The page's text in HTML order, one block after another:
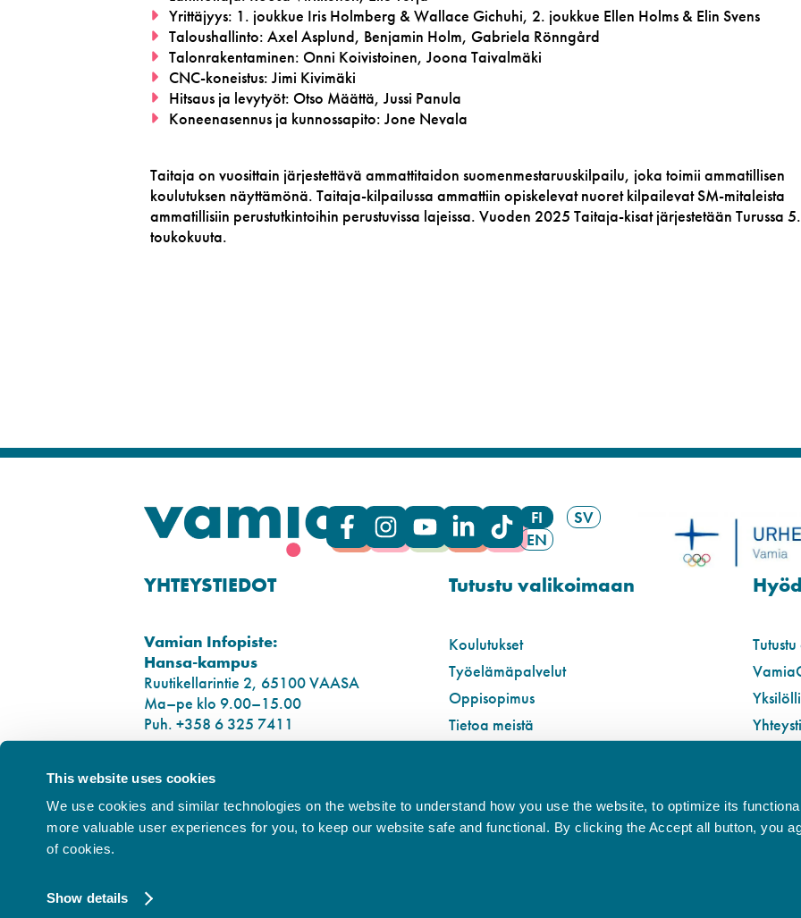
This website uses cookies
We use cookies and similar technologies on the website to understand how you use the website, to optimize its
more valuable user experiences for you, to keep our website safe and functional. By clicking the Accept all button, you
of cookies.
Show details
Yrittäjyys: 1. joukkue Iris Holmberg & Wallace Gichuhi, 2. joukkue Ellen Holms & Elin Svens
Taloushallinto: Axel Asplund, Benjamin Holm, Gabriela Rönngård
Talonrakentaminen: Onni Koivistoinen, Joona Taivalmäki
CNC-koneistus: Jimi Kivimäki
Hitsaus ja levytyöt: Otso Määttä, Jussi Panula
Koneenasennus ja kunnossapito: Jone Nevala
Taitaja on vuosittain järjestettävä ammattitaidon suomenmestaruuskilpailu, joka toimii ammatillisen
koulutuksen näyttämönä. Taitaja-kilpailussa ammattiin opiskelevat nuoret kilpailevat SM-mitaleista
ammatillisiin perustutkintoihin perustuvissa lajeissa. Vuoden 2025 Taitaja-kisat järjestetään Turussa
toukokuuta.
FI
SV
EN
YHTEYSTIEDOT
Vamian Infopiste:
Hansa-kampus
Ruutikellarintie 2, 65100 VAASA
Ma–pe klo 9.00–15.00
Puh. +358 6 325 7411
Sepänkyläntie 16, 65100 VAASA
Tietosuoja
Rekisteriseloste
Tutustu valikoimaan
Koulutukset
Työelämäpalvelut
Oppisopimus
Tietoa meistä